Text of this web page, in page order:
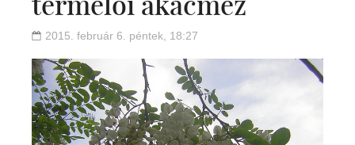
HÁZASSÁG
KAPCSOLAT
2015. február 6. péntek, 18:27